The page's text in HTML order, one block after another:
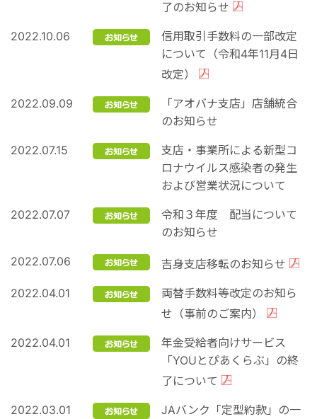
了のお知らせ
2022.10.06
信用取引手数料の一部改定
について（令和4年11月4日
改定）
2022.09.09
「アオバナ支店」店舗統合
のお知らせ
2022.07.15
支店・事業所による新型コ
ロナウイルス感染者の発生
および営業状況について
2022.07.07
令和３年度 配当について
のお知らせ
2022.07.06 吉身支店移転のお知らせ
2022.04.01
両替手数料等改定のお知ら
せ（事前のご案内）
2022.04.01
年金受給者向けサービス
「YOUとぴあくらぶ」の終
了について
2022.03.01
JAバンク「定型約款」の一